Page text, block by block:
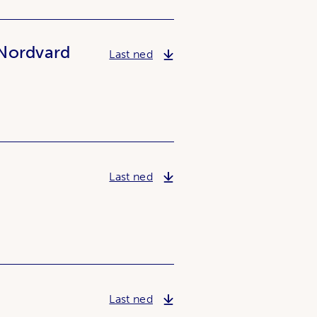
Last nedMiljømessige konsekvenser
Last nedStrandaksjon - en introduksjon
Last nedSCAT under norske forhold